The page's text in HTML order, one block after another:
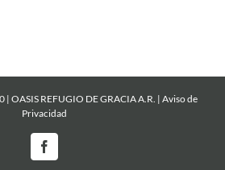
OASIS REFUGIO DE GRACIA A.R. | Aviso de
Privacidad